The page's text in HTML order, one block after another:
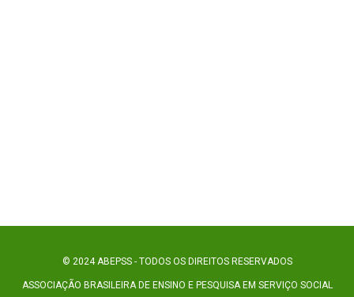
© 2024 ABEPSS - TODOS OS DIREITOS RESERVADOS
ASSOCIAÇÃO BRASILEIRA DE ENSINO E PESQUISA EM SERVIÇO SOCIAL